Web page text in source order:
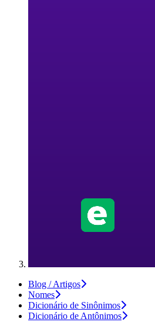
Blog / Artigos
Nomes
Dicionário de Sinônimos
Dicionário de Antônimos